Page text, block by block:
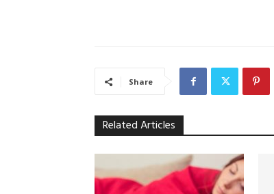
Share
Related Articles